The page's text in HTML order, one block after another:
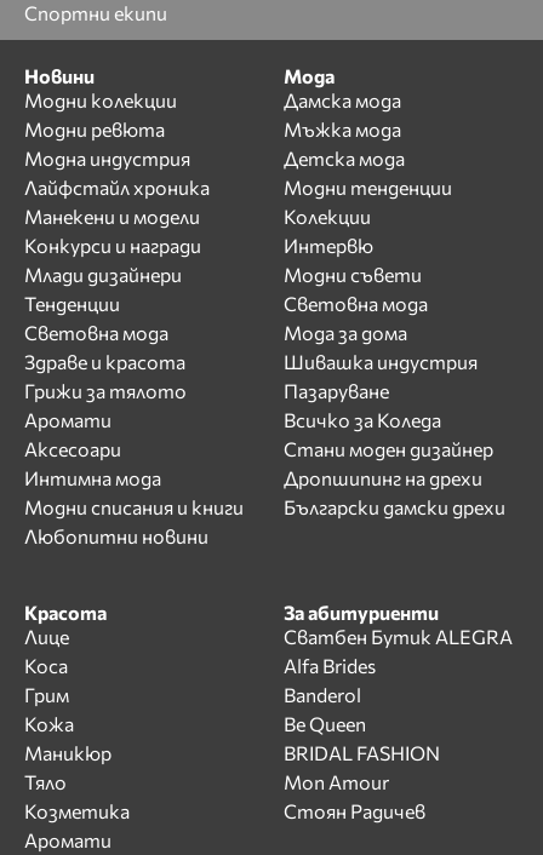
Спортни екипи
Новини
Модни колекции
Модни ревюта
Модна индустрия
Лайфстайл хроника
Манекени и модели
Конкурси и награди
Млади дизайнери
Тенденции
Световна мода
Здраве и красота
Грижи за тялото
Аромати
Аксесоари
Интимна мода
Модни списания и книги
Любопитни новини
Мода
Дамска мода
Мъжка мода
Детска мода
Модни тенденции
Колекции
Интервю
Модни съвети
Световна мода
Мода за дома
Шивашка индустрия
Пазаруване
Всичко за Коледа
Стани моден дизайнер
Дропшипинг на дрехи
Български дамски дрехи
Красота
Лице
Коса
Грим
Кожа
Маникюр
Тяло
Козметика
Аромати
За абитуриенти
Сватбен Бутик ALEGRA
Alfa Brides
Banderol
Be Queen
BRIDAL FASHION
Mon Amour
Стоян Радичев